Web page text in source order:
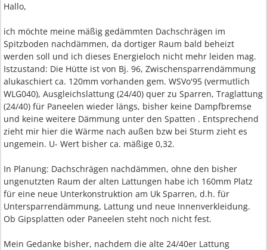
Hallo,
ich möchte meine mäßig gedämmten Dachschrägen im
Spitzboden nachdämmen, da dortiger Raum bald beheizt
werden soll und ich dieses Energieloch nicht mehr leiden mag.
Istzustand: Die Hütte ist von Bj. 96, Zwischensparrendämmung
alukaschiert ca. 120mm vorhanden gem. WSVo'95 (vermutlich
WLG040), Ausgleichslattung (24/40) quer zu Sparren, Traglattung
(24/40) für Paneelen wieder längs, bisher keine Dampfbremse
und keine weitere Dämmung unter den Spatten . Entsprechend
zieht mir hier die Wärme nach außen bzw bei Sturm zieht es
ungemein. U- Wert bisher ca. mäßige 0,32.
In Planung: Dachschrägen nachdämmen, ohne den bisher
ungenutzten Raum der alten Lattungen habe ich 160mm Platz
für eine neue Unterkonstruktion am Uk Sparren, d.h. für
Untersparrendämmung, Lattung und neue Innenverkleidung.
Ob Gipsplatten oder Paneelen steht noch nicht fest.
Mein Gedanke bisher, nachdem die alte 24/40er Lattung